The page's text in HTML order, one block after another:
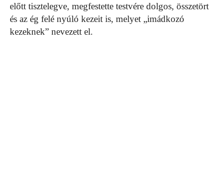
előtt tisztelegve, megfestette testvére dolgos, összetört
és az ég felé nyúló kezeit is, melyet „imádkozó
kezeknek” nevezett el.